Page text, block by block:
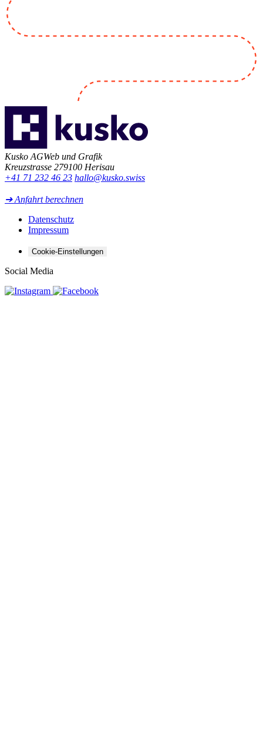
Kusko AGWeb und Grafik
Kreuzstrasse 279100 Herisau
+41 71 232 46 23 hallo@kusko.swiss
➔ Anfahrt berechnen
Datenschutz
Impressum
Cookie-Einstellungen
Social Media